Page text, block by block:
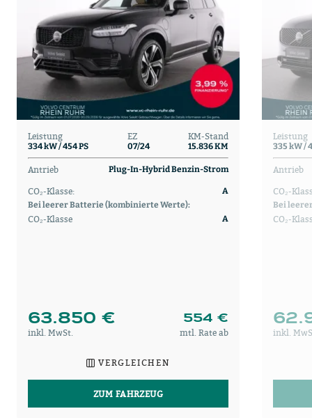
Leistung
334 kW / 454 PS
EZ
07/24
KM-Stand
15.836 KM
Antrieb Plug-In-Hybrid Benzin-Strom
CO₂-Klasse:
A
Bei leerer Batterie (kombinierte Werte):
CO₂-Klasse A
63.850 € 554 €
inkl. MwSt. mtl. Rate ab
VERGLEICHEN
ZUM FAHRZEUG
Leistung
335 kW /
Antrieb
CO₂-
Bei
CO₂-
inkl.